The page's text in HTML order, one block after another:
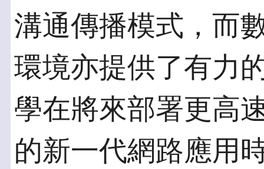
溝通傳播模式，而
環境亦提供了有力
學在將來部署更高
的新一代網路應用